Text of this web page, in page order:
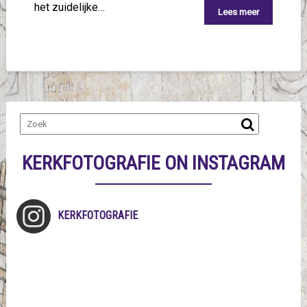
het zuidelijke…
Lees meer
KERKFOTOGRAFIE ON INSTAGRAM
KERKFOTOGRAFIE